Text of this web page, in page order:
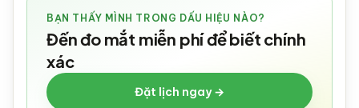
BẠN THẤY MÌNH TRONG DẤU HIỆU NÀO?
Đến đo mắt miễn phí để biết chính
xác
Đặt lịch ngay →